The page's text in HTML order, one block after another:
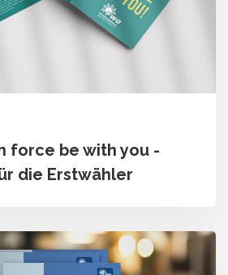
force be with you -
die Erstwähler